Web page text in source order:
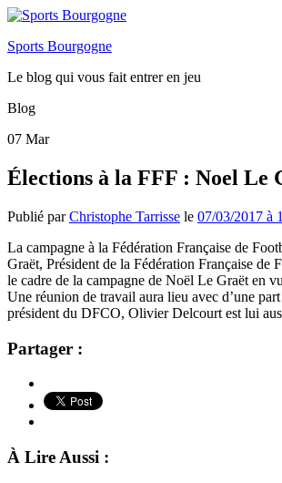
Sports Bourgogne
Le blog qui vous fait entrer en jeu
Blog
07 Mar
Élections à la FFF : Noel Le
Publié parChristophe Tarrisse le 07/03/2017 à
La campagne à la Fédération Française de
Graët, Président de la Fédération Française
le cadre de la campagne de Noël Le Graët en
Une réunion de travail aura lieu avec d’une
président du DFCO, Olivier Delcourt est lui
Partager :
À Lire Aussi :